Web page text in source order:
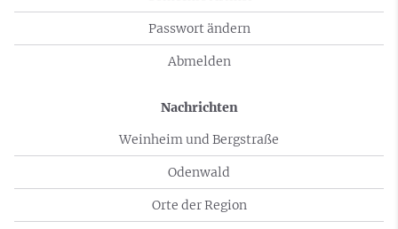
Passwort ändern
Abmelden
Nachrichten
Weinheim und Bergstraße
Odenwald
Orte der Region